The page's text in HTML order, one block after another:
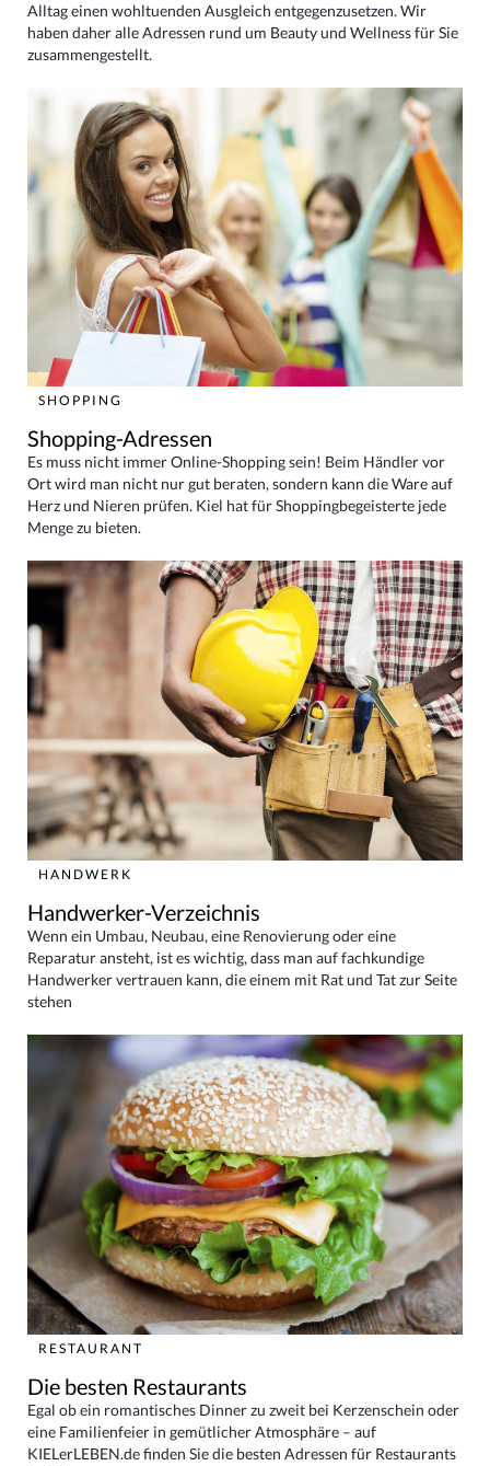
Alltag einen wohltuenden Ausgleich entgegenzusetzen. Wir
haben daher alle Adressen rund um Beauty und Wellness für Sie
zusammengestellt.
SHOPPING
Shopping-Adressen
Es muss nicht immer Online-Shopping sein! Beim Händler vor
Ort wird man nicht nur gut beraten, sondern kann die Ware auf
Herz und Nieren prüfen. Kiel hat für Shoppingbegeisterte jede
Menge zu bieten.
HANDWERK
Handwerker-Verzeichnis
Wenn ein Umbau, Neubau, eine Renovierung oder eine
Reparatur ansteht, ist es wichtig, dass man auf fachkundige
Handwerker vertrauen kann, die einem mit Rat und Tat zur Seite
stehen
RESTAURANT
Die besten Restaurants
Egal ob ein romantisches Dinner zu zweit bei Kerzenschein oder
eine Familienfeier in gemütlicher Atmosphäre – auf
KIELerLEBEN.de finden Sie die besten Adressen für Restaurants